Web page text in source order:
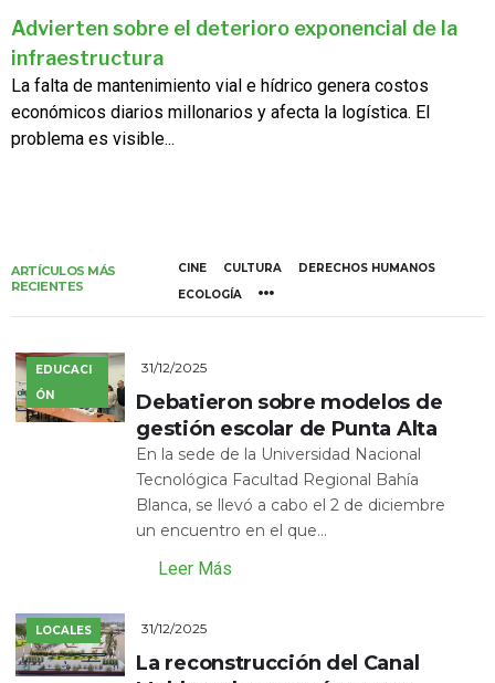
Advierten sobre el deterioro exponencial de la
infraestructura
La falta de mantenimiento vial e hídrico genera costos
económicos diarios millonarios y afecta la logística. El
problema es visible...
ARTÍCULOS MÁS
RECIENTES
CINE CULTURA
DERECHOS HUMANOS
ECOLOGÍA
EDUCACI
ÓN
31/12/2025
Debatieron sobre modelos de
gestión escolar de Punta Alta
En la sede de la Universidad Nacional
Tecnológica Facultad Regional Bahía
Blanca, se llevó a cabo el 2 de diciembre
un encuentro en el que...
Leer Más
LOCALES 31/12/2025
La reconstrucción del Canal